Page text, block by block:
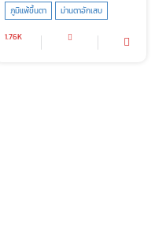
ภูมิแพ้ขึ้นตา
ม่านตาอักเสบ
1.76K